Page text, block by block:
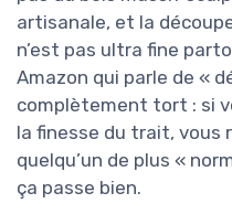
artisanale, et la
n’est pas ultra fine
Amazon qui parle de «
complètement tort : si
la finesse du trait, vous
quelqu’un de plus «
ça passe bien.